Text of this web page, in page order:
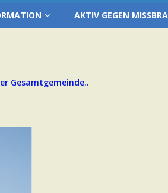
AKTIV GEGEN
Gesamtgemeinde..